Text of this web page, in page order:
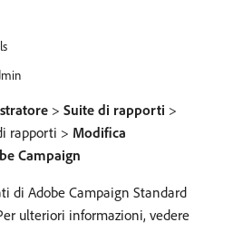
> Suite di rapporti >
rapporti > Modifica
Campaign
di Adobe Campaign Standard
ulteriori informazioni, vedere